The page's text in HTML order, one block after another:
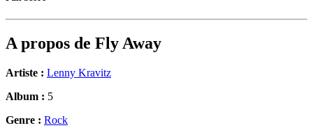
A propos de Fly Away
Artiste : Lenny Kravitz
Album : 5
Genre : Rock